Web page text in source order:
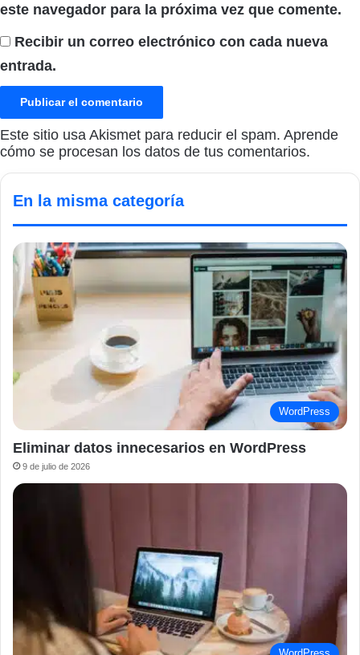
este navegador para la próxima vez que comente.
Recibir un correo electrónico con cada nueva
entrada.
Este sitio usa Akismet para reducir el spam. Aprende
cómo se procesan los datos de tus comentarios.
En la misma categoría
WordPress
Eliminar datos innecesarios en WordPress
9 de julio de 2026